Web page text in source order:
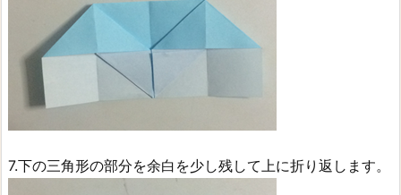
7.下の三角形の部分を余白を少し残して上に折り返します。